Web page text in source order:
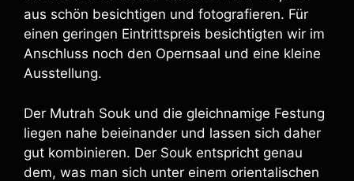
aus schön besichtigen und fotografieren. Für
einen geringen Eintrittspreis besichtigten wir im
Anschluss noch den Opernsaal und eine kleine
Ausstellung.
Der Mutrah Souk und die gleichnamige Festung
liegen nahe beieinander und lassen sich daher
gut kombinieren. Der Souk entspricht genau
dem, was man sich unter einem orientalischen